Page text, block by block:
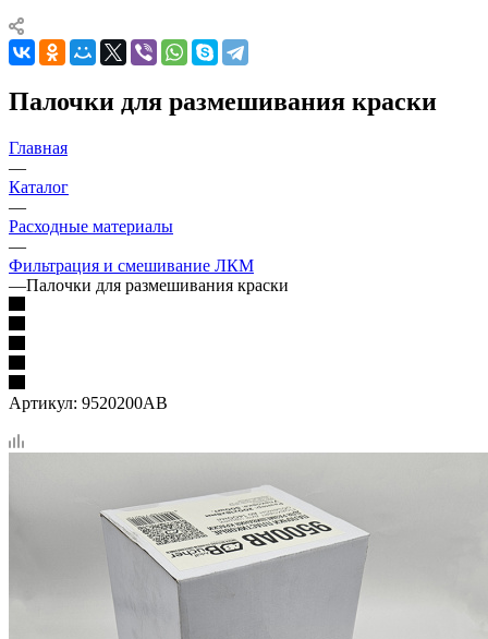
Палочки для размешивания краски
Главная
—
Каталог
—
Расходные материалы
—
Фильтрация и смешивание ЛКМ
—Палочки для размешивания краски
Артикул: 9520200AB